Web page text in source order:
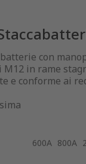
con
in rame
e conforme ai
600A 800A